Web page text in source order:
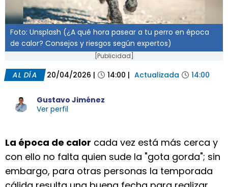
Foto: Unsplash (¿A qué hora pasear a tu perro en época
de calor? Consejos y riesgos según expertos)
[Publicidad]
AL DÍA 20/04/2026 | 14:00 | Actualizada 14:00
Gustavo Jiménez
Ver perfil
La época de calor cada vez está más cerca y
con ello no falta quien sude la "gota gorda"; sin
embargo, para otras personas la temporada